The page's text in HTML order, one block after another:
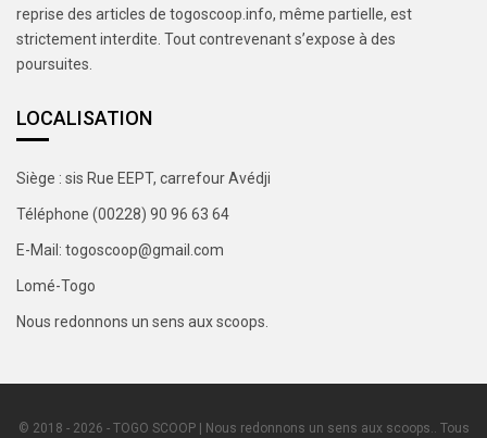
reprise des articles de togoscoop.info, même partielle, est
strictement interdite. Tout contrevenant s’expose à des
poursuites.
LOCALISATION
Siège : sis Rue EEPT, carrefour Avédji
Téléphone (00228) 90 96 63 64
E-Mail: togoscoop@gmail.com
Lomé-Togo
Nous redonnons un sens aux scoops.
© 2018 - 2026 - TOGO SCOOP | Nous redonnons un sens aux scoops.. Tous